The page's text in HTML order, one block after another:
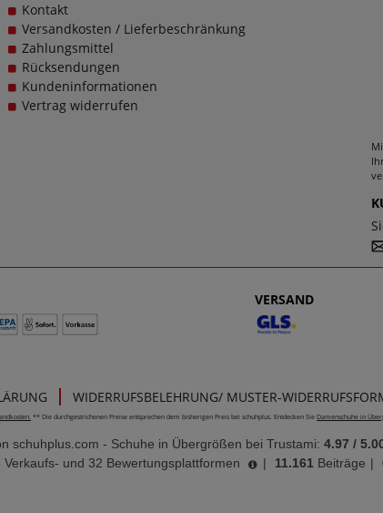
Kontakt
Versandkosten / Lieferbeschränkung
Zahlungsmittel
Rücksendungen
Kundeninformationen
Vertrag widerrufen
VERSAND
WIDERRUFSBELEHRUNG/ MUSTER-
** Die durchgestrichenen Preise entsprechen dem bisherigen Preis bei schuhplus. Entdecken Sie Damenschuhe in
schuhplus.com - Schuhe in Übergrößen bei Trustami: 4.97 /
und 32 Bewertungsplattformen | 11.161 Beiträge |